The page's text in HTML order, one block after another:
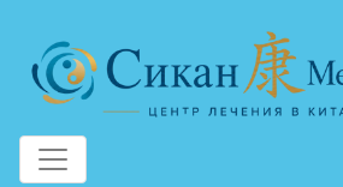
Меню сайта